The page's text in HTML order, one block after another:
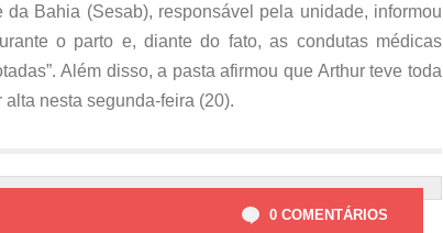
Bahia (Sesab), responsável pela unidade, informou
o parto e, diante do fato, as condutas médicas
Além disso, a pasta afirmou que Arthur teve toda
nesta segunda-feira (20).
0 COMENTÁRIOS